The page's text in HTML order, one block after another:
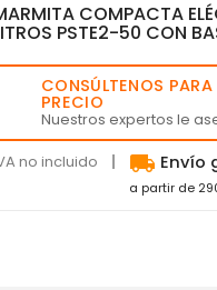
COMPACTA
PSTE2-50 CON
CONSÚLTENOS
PRECIO
Nuestros expertos le
no incluido local_shipping Envío
a partir de